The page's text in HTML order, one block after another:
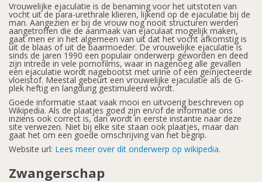
Vrouwelijke ejaculatie is de benaming voor het uitstoten van
vocht uit de para-urethrale klieren, lijkend op de ejaculatie bij de
man. Aangezien er bij de vrouw nog nooit structuren werden
aangetroffen die de aanmaak van ejaculaat mogelijk maken,
gaat men er in het algemeen van uit dat het vocht afkomstig is
uit de blaas of uit de baarmoeder. De vrouwelijke ejaculatie is
sinds de jaren 1990 een populair onderwerp geworden en deed
zijn intrede in vele pornofilms, waar in nagenoeg alle gevallen
een ejaculatie wordt nagebootst met urine of een geïnjecteerde
vloeistof. Meestal gebeurt een vrouwelijke ejaculatie als de G-
plek heftig en langdurig gestimuleerd wordt.
Goede informatie staat vaak mooi en uitvoerig beschreven op
Wikipedia. Als de plaatjes goed zijn en/of de informatie ons
inziens ook correct is, dan wordt in eerste instantie naar deze
site verwezen. Niet bij elke site staan ook plaatjes, maar dan
gaat het om een goede omschrijving van het begrip.
Website url: Lees meer over dit onderwerp op wikipedia.
Zwangerschap